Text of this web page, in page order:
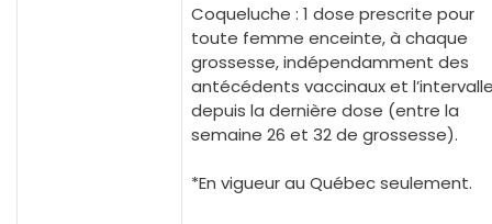
Coqueluche : 1 dose prescrite pour
toute femme enceinte, à chaque
grossesse, indépendamment des
antécédents vaccinaux et
depuis la dernière dose (entre la
semaine 26 et 32 de grossesse).
*En vigueur au Québec seulement.